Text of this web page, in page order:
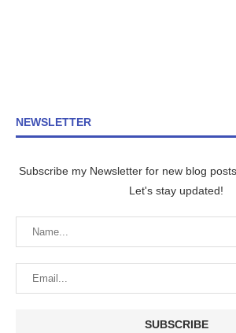
NEWSLETTER
Subscribe my Newsletter for new blog
Let's stay updated!